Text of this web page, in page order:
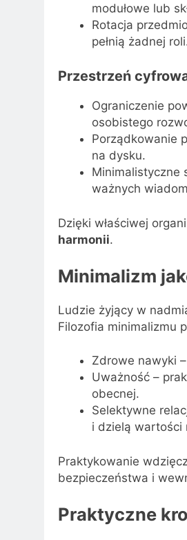
modułowe lub
Rotacja
pełnią żadnej
Przestrzeń
Ograniczenie
osobistego
Porządkowanie
na dysku.
Minimalistyczne
ważnych
Dzięki właściwej
harmonii.
Minimalizm
Ludzie żyjący w
Filozofia minimalizmu
Zdrowe nawyki
Uważność –
obecnej.
Selektywne
i dzielą wartości
Praktykowanie
bezpieczeństwa i
Praktyczne